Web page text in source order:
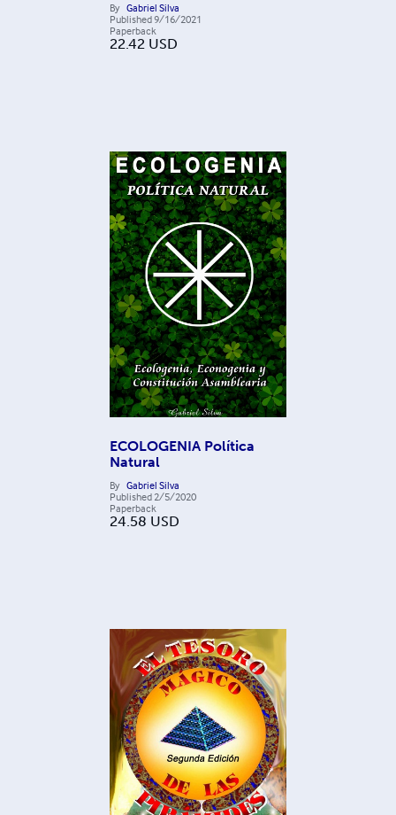
By Gabriel Silva
Published9/16/2021
Paperback
22.42 USD
ECOLOGENIA Política
Natural
By Gabriel Silva
Published 2/5/2020
Paperback
24.58 USD